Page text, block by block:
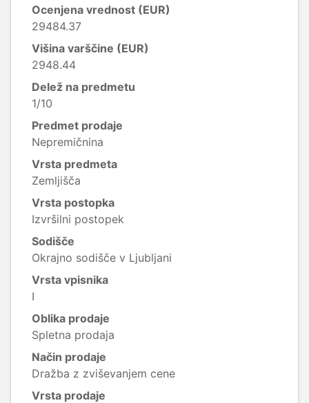
Ocenjena vrednost (EUR)
29484.37
Višina varščine (EUR)
2948.44
Delež na predmetu
1/10
Predmet prodaje
Nepremičnina
Vrsta predmeta
Zemljišča
Vrsta postopka
Izvršilni postopek
Sodišče
Okrajno sodišče v Ljubljani
Vrsta vpisnika
I
Oblika prodaje
Spletna prodaja
Način prodaje
Dražba z zviševanjem cene
Vrsta prodaje